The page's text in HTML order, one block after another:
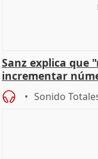
Sanz explica que
incrementar
Ayuntamiento
Sonido